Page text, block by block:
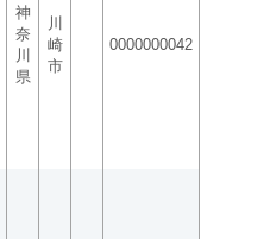
神
奈
川
県
川
崎
市
0000000042